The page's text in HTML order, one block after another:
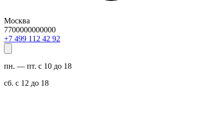
Москва
7700000000000
29 24 211 994 7+
пн. — пт. с 10 до 18
сб. с 12 до 18